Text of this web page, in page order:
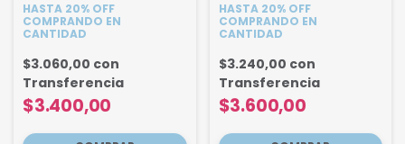
HASTA 20% OFF
COMPRANDO EN
CANTIDAD
$3.400,00
$3.060,00 con
Transferencia
HASTA 20% OFF
COMPRANDO EN
CANTIDAD
$3.600,00
$3.240,00 con
Transferencia